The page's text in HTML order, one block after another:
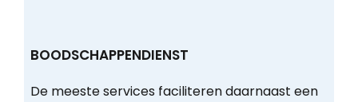
BOODSCHAPPENDIENST
De meeste services faciliteren daarnaast een